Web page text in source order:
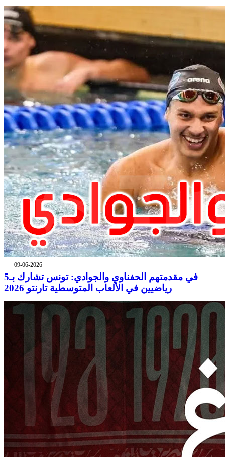
09-06-2026
في مقدمتهم الحفناوي والجوادي: تونس تشارك بـ5
رياضيين في الألعاب المتوسطية تارنتو 2026